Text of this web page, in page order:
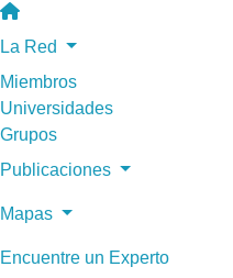
La Red
Miembros
Universidades
Grupos
Publicaciones
Mapas
Encuentre un Experto